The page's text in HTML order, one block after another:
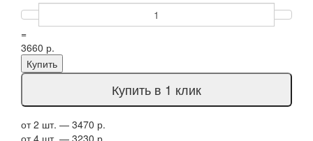
=
3660 р.
Купить
Купить в 1 клик
от 2 шт. — 3470 р.
от 4 шт. — 3230 р.